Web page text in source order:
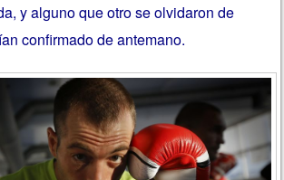
y alguno que otro se olvidaron de
confirmado de antemano.